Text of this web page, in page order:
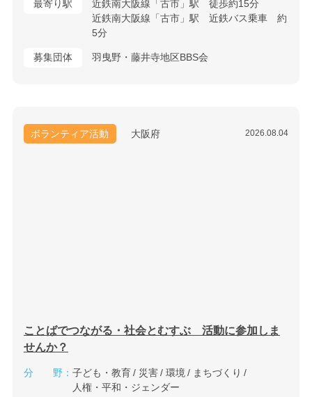
最寄り駅
近鉄南大阪線「古市」駅 徒歩約15分
近鉄南大阪線「古市」駅 近鉄バス乗車 約
5分
募集団体 羽曳野・藤井寺地区BBS会
ボランティア活動 大阪府 2026.08.04
ことばでつながる・社会とむすぶ 活動に参加しま
せんか？
分 野： 子ども・教育 災害 環境
まちづくり
人権・平和・ジェンダー